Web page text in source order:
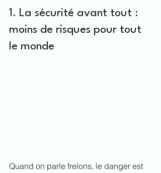
1. La sécurité avant tout :
moins de risques pour tout
le monde
Quand on parle frelons, le danger est